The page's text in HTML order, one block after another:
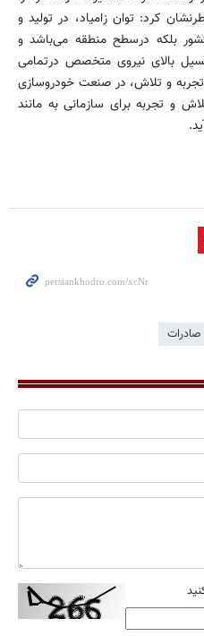
کرد: توان زامیاد، در تولید و
بلکه درسطح منطقه می‌باشد و
بالای نیروی متخصص درتمامی
و تلاش، در صنعت خودروسازی
و تجربه برای سازمانی به مانند
صادرات